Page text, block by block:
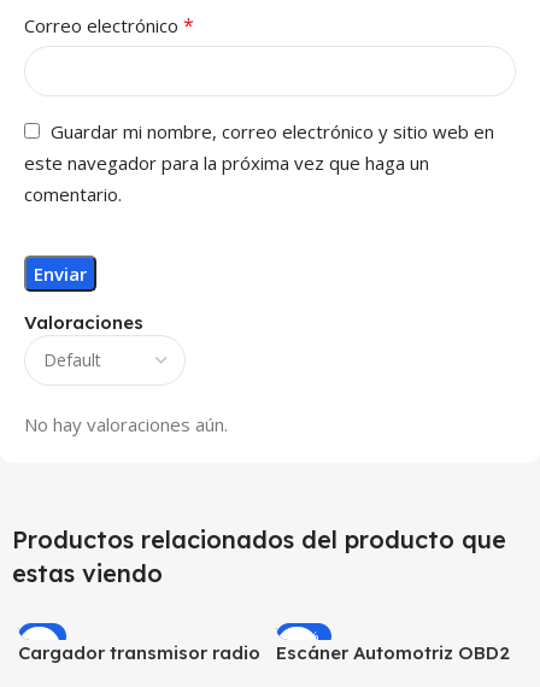
Valoraciones
No hay valoraciones aún.
Correo electrónico *
Guardar mi nombre, correo electrónico y sitio web en
este navegador para la próxima vez que haga un
comentario.
Productos relacionados del producto que
estas viendo
-3%
Cargador transmisor radio
-11%
Escáner Automotriz OBD2